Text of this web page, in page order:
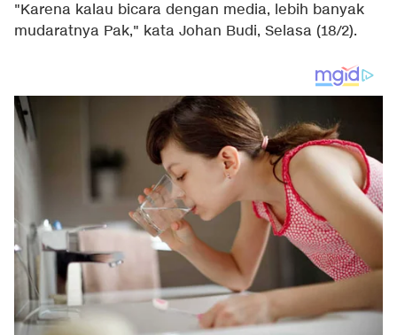
"Karena kalau bicara dengan media, lebih banyak
mudaratnya Pak," kata Johan Budi, Selasa (18/2).